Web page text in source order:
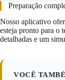
Preparação
Nosso aplicativo
esteja pronto para o
detalhadas e um
VOCÊ